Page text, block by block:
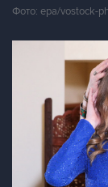
Фото: epa/vostock-